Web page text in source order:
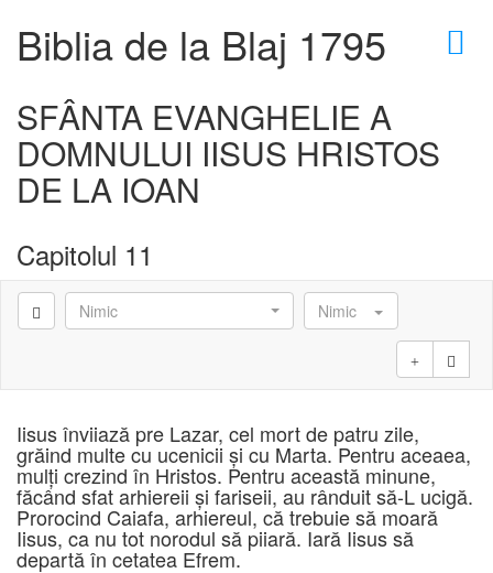
×
Biblia de la Blaj 1795
SFÂNTA EVANGHELIE A
DOMNULUI IISUS HRISTOS
DE LA IOAN
Capitolul 11
Nimic Nimic
Iisus înviiază pre Lazar, cel mort de patru zile,
grăind multe cu ucenicii şi cu Marta. Pentru aceaea,
mulţi crezind în Hristos. Pentru această minune,
făcând sfat arhiereii şi fariseii, au rânduit să-L ucigă.
Prorocind Caiafa, arhiereul, că trebuie să moară
Iisus, ca nu tot norodul să piiară. Iară Iisus să
departă în cetatea Efrem.